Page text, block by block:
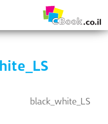
black_white_LS